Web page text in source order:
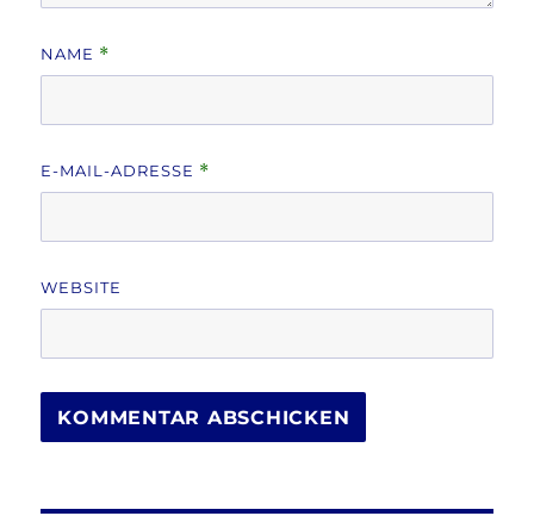
NAME *
E-MAIL-ADRESSE *
WEBSITE